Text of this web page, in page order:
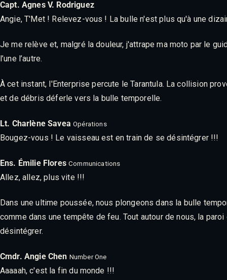
Capt. Agnes V. Rodriguez
Angie, T'Met ! Relevez-vous ! La bulle n'est plus qu'à une
Je me relève et, malgré la douleur, j'attrape ma moto par le
l’une l’autre.
À cet instant, l'Enterprise percute le Tarantula. La collision
et de débris déferle vers la bulle temporelle.
Lt. Charlène Savea Opérations
Bougez-vous ! Le vaisseau est en train de se désintégrer !!!
Ens. Émilie Flores Communications
Allez, allez, plus vite !!!
Dans une ultime poussée, nous plongeons dans la bulle
comme dans une tempête de feu. Tout autour de nous, la
désintégrer.
Cmdr. Angie Chen Number One
Aaaaah, c'est la fin du monde !!!